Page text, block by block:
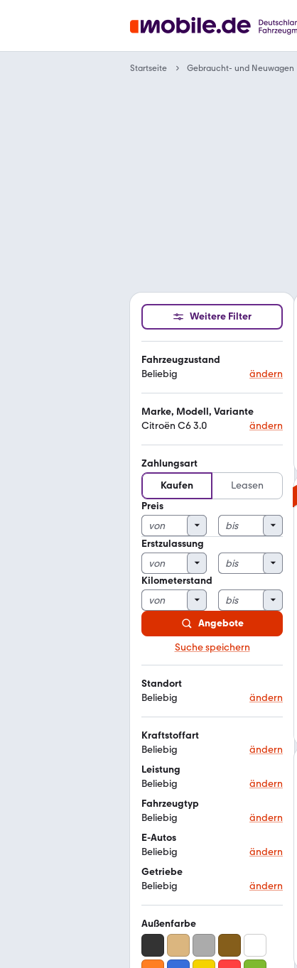
Startseite Gebraucht- und Neuwagen
Weitere Filter
Fahrzeugzustand
Beliebig
ändern
Marke, Modell, Variante
Citroën C6 3.0
ändern
Zahlungsart
Kaufen
Leasen
Preis
Erstzulassung
Kilometerstand
Angebote
Suche speichern
Standort
Beliebig
ändern
Kraftstoffart
Beliebig
ändern
Leistung
Beliebig
ändern
Fahrzeugtyp
Beliebig
ändern
E-Autos
Beliebig
ändern
Getriebe
Beliebig
ändern
Außenfarbe